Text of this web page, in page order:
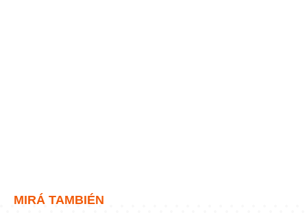
MIRÁ TAMBIÉN